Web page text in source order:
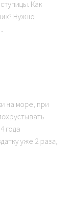
Как
Нужно
на море, при
года
уже 2 раза,